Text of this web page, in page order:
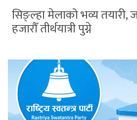
सिङ्ल्हा मेलाको भव्य तयारी,
हजारौँ तीर्थयात्री पुग्ने